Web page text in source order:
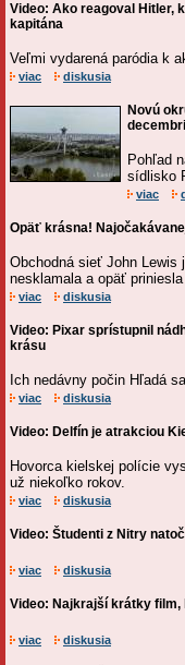
Video: Ako reagoval Hitler,
kapitána
Veľmi vydarená paródia k
viac diskusia
Novú
decembri
Pohľad
sídlisko
viac
Opäť krásna!
Obchodná sieť John Lewis
nesklamala a opäť
viac diskusia
Video: Pixar sprístupnil
krásu
Ich nedávny počin Hľadá
viac diskusia
Video: Delfín je atrakciou
Hovorca kielskej polície
už niekoľko rokov.
viac diskusia
Video: Študenti z Nitry
viac diskusia
Video: Najkrajší krátky film,
viac diskusia